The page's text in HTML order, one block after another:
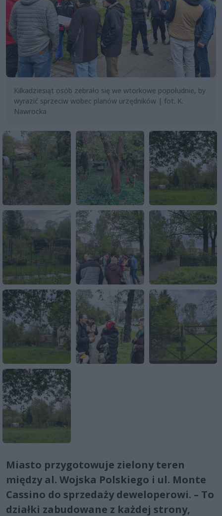
Kilkadziesiąt osób zebrało się we wtorkowe popołudnie, by
wyrazić sprzeciw wobec planów urzędników | fot. K.
Nawrocka
Miasto przygotowuje zielony teren
między al. Wojska Polskiego i ul. Monte
Cassino do sprzedaży deweloperowi. – To
działki zabudowane z każdej strony,